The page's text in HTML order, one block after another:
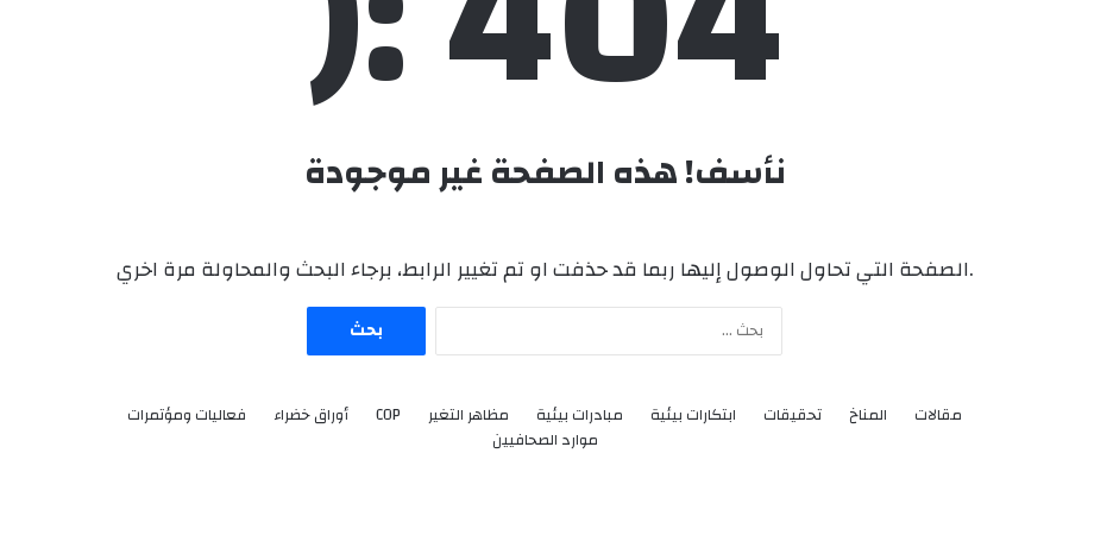
نأسف! هذه الصفحة غير موجودة
.الصفحة التي تحاول الوصول إليها ربما قد حذفت او تم تغيير الرابط، برجاء البحث والمحاولة مرة اخري
ث
مقالات المناخ تحقيقات ابتكارات بيئية مبادرات بيئية مظاهر التغير COP أوراق خضراء
فعاليات ومؤتمرات
موارد الصحافيين